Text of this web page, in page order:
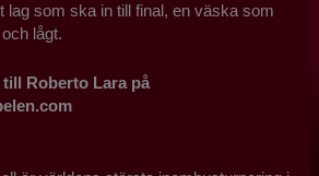
lag som ska in till final, en väska som
lågt.
Roberto Lara på